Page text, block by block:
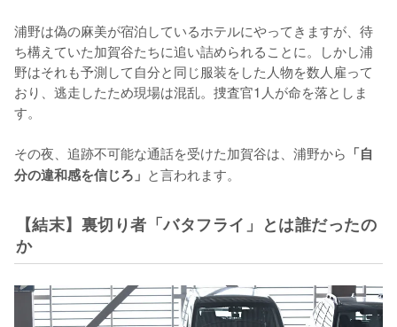
浦野は偽の麻美が宿泊しているホテルにやってきますが、待
ち構えていた加賀谷たちに追い詰められることに。しかし浦
野はそれも予測して自分と同じ服装をした人物を数人雇って
おり、逃走したため現場は混乱。捜査官1人が命を落としま
す。
その夜、追跡不可能な通話を受けた加賀谷は、浦野から 「自
分の違和感を信じろ」 と言われます。
【結末】裏切り者「バタフライ」とは誰だったの
か